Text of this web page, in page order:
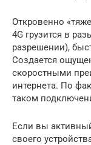
Откровенно
4G грузится в
разрешении),
Создается
скоростными
интернета. По
таком
Если вы
своего